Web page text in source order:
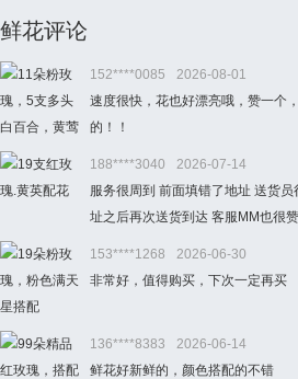
鲜花评论
152****0085
2026-08-01
速度很快，花也好漂亮哦，赞一个
的！！
188****3040
2026-07-14
服务很周到 前面填错了地址 送货
址之后再次送货到达 客服MM也很赞
153****1268
2026-06-30
非常好，值得购买，下次一定再买
136****8383
2026-06-14
鲜花好新鲜的，颜色搭配的不错